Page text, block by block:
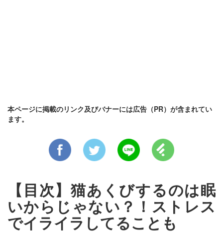
本ページに掲載のリンク及びバナーには広告（PR）が含まれてい
ます。
【目次】猫あくびするのは眠
いからじゃない？！ストレス
でイライラしてることも